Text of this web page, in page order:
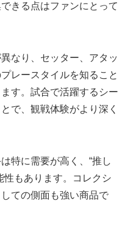
きる点はファンにとって
なり、セッター、アタッ
レースタイルを知ること
す。試合で活躍するシー
で、観戦体験がより深く
特に需要が高く、“推し
性もあります。コレクシ
ての側面も強い商品で